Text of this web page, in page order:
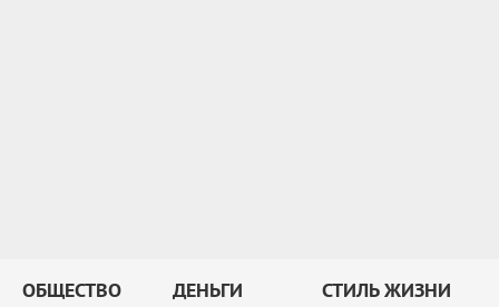
ОБЩЕСТВО ДЕНЬГИ СТИЛЬ ЖИЗНИ